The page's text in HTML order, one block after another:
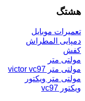
هشتگ
تعمیرات موبایل
دمپایی المطراش
کفش
مولتی متر
مولتی متر victor vc97
مولتی متر ویکتور
ویکتور vc97